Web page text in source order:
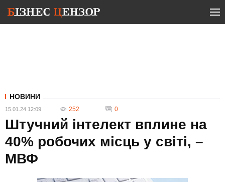
НОВИНИ
15.01.24 12:09 252 0
Штучний інтелект вплине на
40% робочих місць у світі, –
МВФ